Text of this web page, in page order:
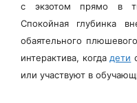
с экзотом прямо в
Спокойная глубинка
обаятельного
интерактива, когда дети
или участвуют в